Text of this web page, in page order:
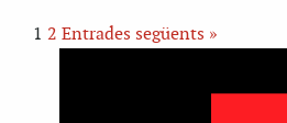
1 2 Entrades següents »